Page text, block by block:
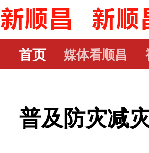
首页 媒体看顺昌
普及防灾减